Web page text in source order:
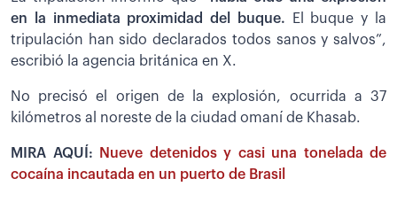
en la inmediata proximidad del buque. El buque y la
tripulación han sido declarados todos sanos y salvos”,
escribió la agencia británica en X.
No precisó el origen de la explosión, ocurrida a 37
kilómetros al noreste de la ciudad omaní de Khasab.
MIRA AQUÍ:
Nueve detenidos y casi una tonelada de
cocaína incautada en un puerto de Brasil